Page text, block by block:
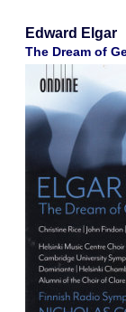
Edward Elgar
The Dream of